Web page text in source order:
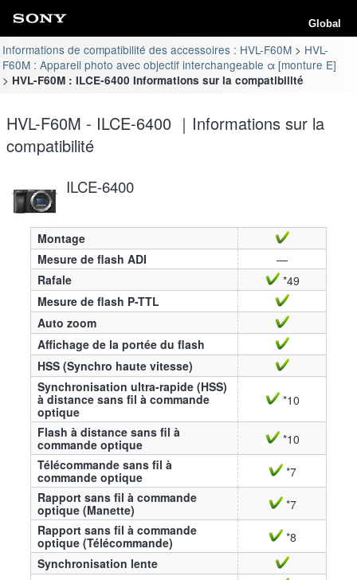
Global
Informations de compatibilité des accessoires : HVL-F60M
HVL-
F60M : Appareil photo avec objectif interchangeable α [monture E]
HVL-F60M : ILCE-6400 Informations sur la compatibilité
HVL-F60M - ILCE-6400 ｜Informations sur la
compatibilité
ILCE-6400
Montage
Mesure de flash ADI
—
Rafale
*49
Mesure de flash P-TTL
Auto zoom
Affichage de la portée du flash
HSS (Synchro haute vitesse)
Synchronisation ultra-rapide (HSS)
à distance sans fil à commande
optique
*10
Flash à distance sans fil à
commande optique
*10
Télécommande sans fil à
commande optique
*7
Rapport sans fil à commande
optique (Manette)
*7
Rapport sans fil à commande
optique (Télécommande)
*8
Synchronisation lente